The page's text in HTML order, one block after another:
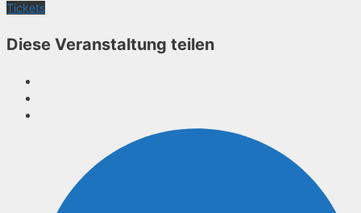
Tickets
Diese Veranstaltung teilen